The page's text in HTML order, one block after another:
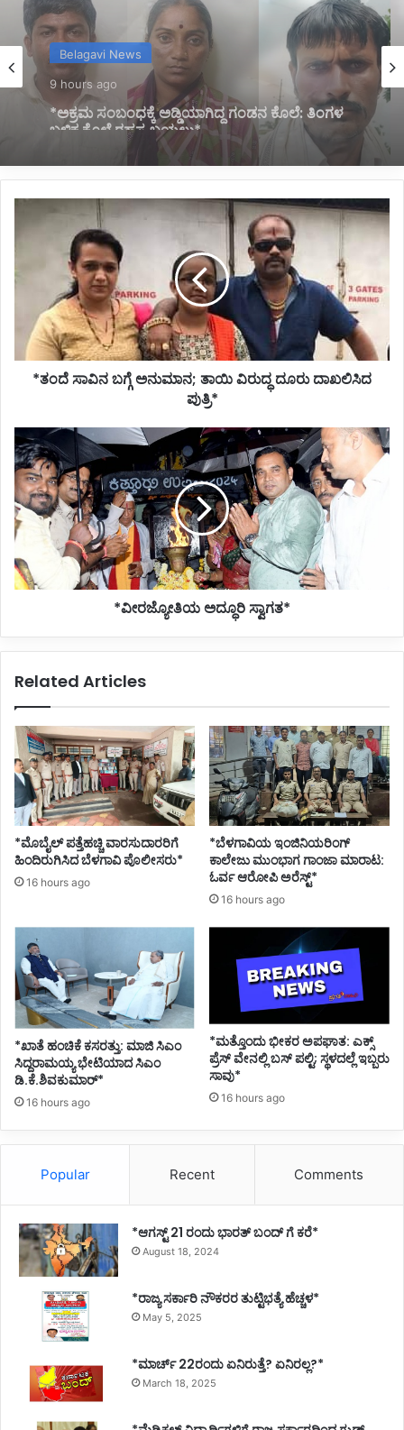
Belagavi News
9 hours ago
*ನಿಂತಿದ್ದ ಟ್ರಕ್‌ಗೆ ಬೈಕ್ ಡಿಕ್ಕಿ; ಸವಾರ ಸಾವು*
ಸಾವಿನ
ತಾಯಿ
ದೂರು
ದಾಖಲಿಸಿದ
ಪುತ್ರಿ*
*ತಂದೆ ಸಾವಿನ ಬಗ್ಗೆ ಅನುಮಾನ; ತಾಯಿ ವಿರುದ್ಧ ದೂರು ದಾಖಲಿಸಿದ
ಪುತ್ರಿ*
*ವೀರಜ್ಯೋತಿಯ
ಅದ್ಧೂರಿ
ಸ್ವಾಗತ*
*ವೀರಜ್ಯೋತಿಯ ಅದ್ಧೂರಿ ಸ್ವಾಗತ*
Related Articles
*ಮೊಬೈಲ್ ಪತ್ತೆಹಚ್ಚಿ ವಾರಸುದಾರರಿಗೆ
ಹಿಂದಿರುಗಿಸಿದ ಬೆಳಗಾವಿ ಪೊಲೀಸರು*
16 hours ago
*ಬೆಳಗಾವಿಯ ಇಂಜಿನಿಯರಿಂಗ್‌
ಕಾಲೇಜು ಮುಂಭಾಗ ಗಾಂಜಾ ಮಾರಾಟ:
ಓರ್ವ ಆರೋಪಿ ಅರೆಸ್ಟ್*
16 hours ago
*ಖಾತೆ ಹಂಚಿಕೆ ಕಸರತ್ತು: ಮಾಜಿ ಸಿಎಂ
ಸಿದ್ದರಾಮಯ್ಯ ಭೇಟಿಯಾದ ಸಿಎಂ
ಡಿ.ಕೆ.ಶಿವಕುಮಾರ್*
16 hours ago
*ಮತ್ತೊಂದು ಭೀಕರ ಅಪಘಾತ: ಎಕ್ಸ್
ಪ್ರೆಸ್ ವೇನಲ್ಲಿ ಬಸ್ ಪಲ್ಟಿ; ಸ್ಥಳದಲ್ಲೆ ಇಬ್ಬರು
ಸಾವು*
16 hours ago
Popular Recent Comments
*ಆಗಸ್ಟ್ 21 ರಂದು ಭಾರತ್‌ ಬಂದ್‌ ಗೆ ಕರೆ*
August 18, 2024
*ರಾಜ್ಯ ಸರ್ಕಾರಿ ನೌಕರರ ತುಟ್ಟಿಭತ್ಯೆ ಹೆಚ್ಚಳ*
May 5, 2025
*ಮಾರ್ಚ್ 22ರಂದು ಏನಿರುತ್ತೆ? ಏನಿರಲ್ಲ?*
March 18, 2025